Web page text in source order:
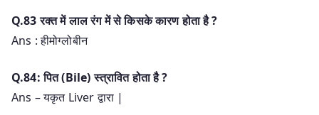
Q.83 रक्त में लाल रंग में से किसके कारण होता है ?
Ans : हीमोग्लोबीन
Q.84: पित (Bile) स्त्रावित होता है ?
Ans – यकृत Liver द्वारा |